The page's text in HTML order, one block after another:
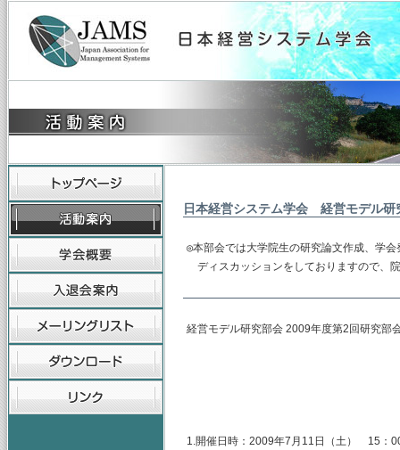
日本経営システム学会 経営モデル研
◎本部会では大学院生の研究論文作成、学
ディスカッションをしておりますので、
経営モデル研究部会 2009年度第2回研究部
1.開催日時：2009年7月11日（土） 15：